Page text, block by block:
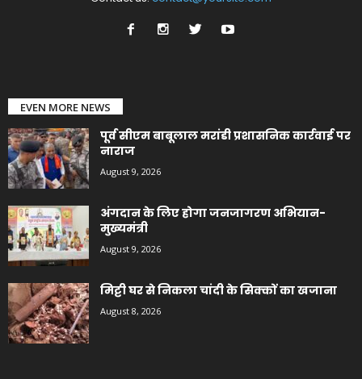
EVEN MORE NEWS
पूर्व सीएम बाबूलाल मरांडी प्रशासनिक कार्रवाई पर
नाराज
August 9, 2026
अंगदान के लिए होगा जनजागरण अभियान-
मुख्यमंत्री
August 9, 2026
मिट्टी घर से निकला चांदी के सिक्कों का खजाना
August 8, 2026